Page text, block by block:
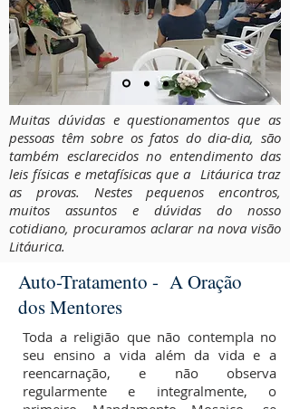
Muitas dúvidas e questionamentos que as
pessoas têm sobre os fatos do dia-dia, são
também esclarecidos no entendimento das
leis físicas e metafísicas que a Litáurica traz
as provas. Nestes pequenos encontros,
muitos assuntos e dúvidas do nosso
cotidiano, procuramos aclarar na nova visão
Litáurica.
Auto-Tratamento - A Oração
dos Mentores
Toda a religião que não contempla no
seu ensino a vida além da vida e a
reencarnação, e não observa
regularmente e integralmente, o